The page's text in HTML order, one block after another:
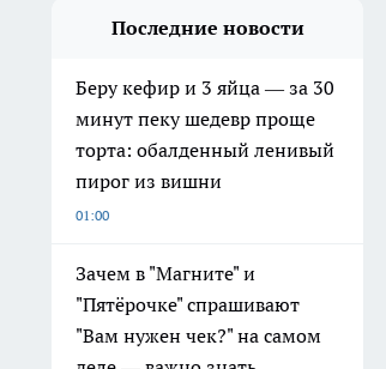
Последние новости
Беру кефир и 3 яйца — за 30
минут пеку шедевр проще
торта: обалденный ленивый
пирог из вишни
01:00
Зачем в "Магните" и
"Пятёрочке" спрашивают
"Вам нужен чек?" на самом